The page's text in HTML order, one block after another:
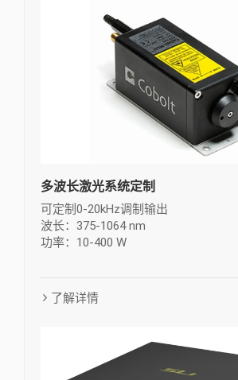
多波长激光系统定制
可定制0-20kHz调制输出
波长：375-1064 nm
功率：10-400 W
了解详情